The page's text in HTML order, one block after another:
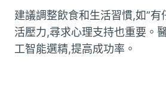
建議調整飲食和生活習慣,如”有
活壓力,尋求心理支持也重要。
工智能選精,提高成功率。